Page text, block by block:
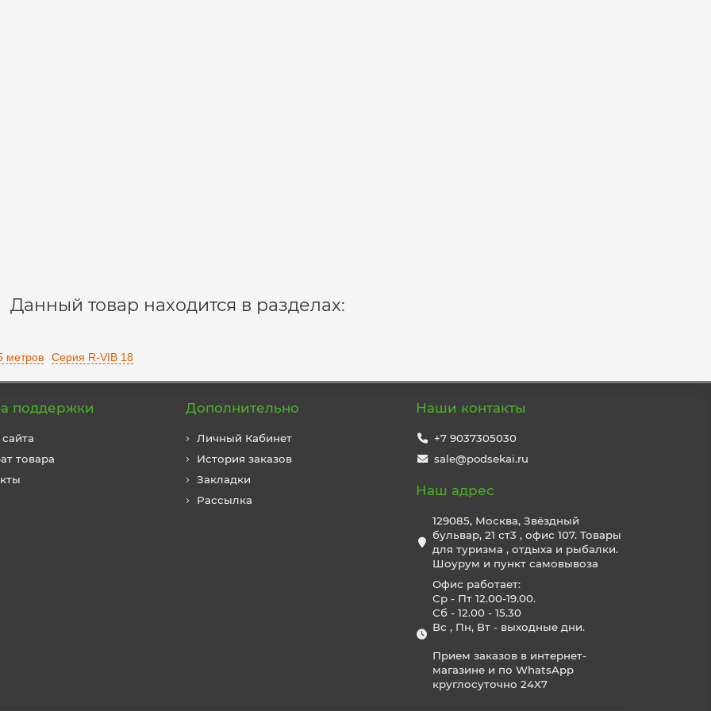
Данный товар находится в разделах:
метров Серия R-VIB 18
поддержки
товара
Дополнительно
Личный Кабинет
История заказов
Закладки
Рассылка
Наши контакты
+7 9037305030
sale@podsekai.ru
Наш адрес
129085, Москва, Звёздный
бульвар, 21 ст3 , офис 107. Товары
для туризма , отдыха и рыбалки.
Шоурум и пункт самовывоза
Офис работает:
Ср - Пт 12.00-19.00.
Сб - 12.00 - 15.30
Вс , Пн, Вт - выходные дни.
Прием заказов в интернет-
магазине и по WhatsApp
круглосуточно 24X7